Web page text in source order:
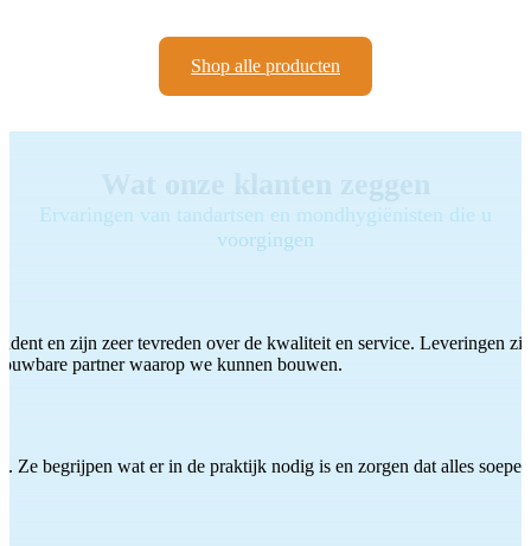
Shop alle producten
Ervaringen van tandartsen en mondhygiënisten die u
voorgingen
en zijn zeer tevreden over de kwaliteit en service. Leveringen
partner waarop we kunnen bouwen.
Ze begrijpen wat er in de praktijk nodig is en zorgen dat alles